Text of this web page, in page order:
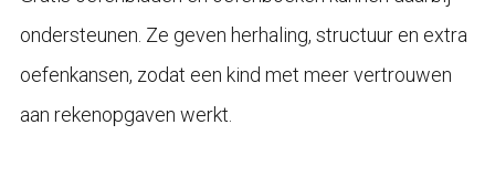
ondersteunen. Ze geven herhaling, structuur en extra
oefenkansen, zodat een kind met meer vertrouwen
aan rekenopgaven werkt.